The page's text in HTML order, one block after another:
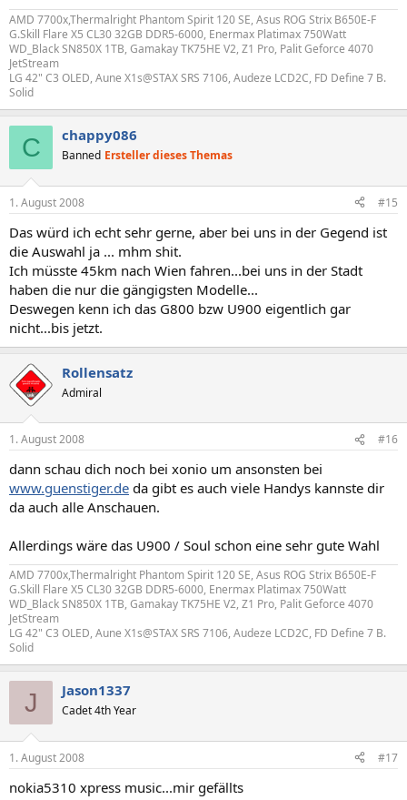
AMD 7700x,Thermalright Phantom Spirit 120 SE, Asus ROG Strix B650E-F
G.Skill Flare X5 CL30 32GB DDR5-6000, Enermax Platimax 750Watt
WD_Black SN850X 1TB, Gamakay TK75HE V2, Z1 Pro, Palit Geforce 4070
JetStream
LG 42" C3 OLED, Aune X1s@STAX SRS 7106, Audeze LCD2C, FD Define 7 B.
Solid
C chappy086
Banned Ersteller dieses Themas
1. August 2008 #15
Das würd ich echt sehr gerne, aber bei uns in der Gegend ist
die Auswahl ja ... mhm shit.
Ich müsste 45km nach Wien fahren...bei uns in der Stadt
haben die nur die gängigsten Modelle...
Deswegen kenn ich das G800 bzw U900 eigentlich gar
nicht...bis jetzt.
Rollensatz
Admiral
1. August 2008 #16
dann schau dich noch bei xonio um ansonsten bei
www.guenstiger.de da gibt es auch viele Handys kannste dir
da auch alle Anschauen.
Allerdings wäre das U900 / Soul schon eine sehr gute Wahl
AMD 7700x,Thermalright Phantom Spirit 120 SE, Asus ROG Strix B650E-F
G.Skill Flare X5 CL30 32GB DDR5-6000, Enermax Platimax 750Watt
WD_Black SN850X 1TB, Gamakay TK75HE V2, Z1 Pro, Palit Geforce 4070
JetStream
LG 42" C3 OLED, Aune X1s@STAX SRS 7106, Audeze LCD2C, FD Define 7 B.
Solid
J Jason1337
Cadet 4th Year
1. August 2008 #17
nokia5310 xpress music...mir gefällts